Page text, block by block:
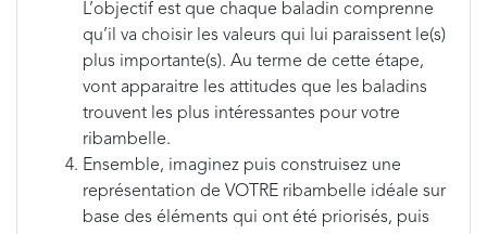
L’objectif est que chaque baladin comprenne
qu’il va choisir les valeurs qui lui paraissent le(s)
plus importante(s). Au terme de cette étape,
vont apparaitre les attitudes que les baladins
trouvent les plus intéressantes pour votre
ribambelle.
Ensemble, imaginez puis construisez une
représentation de VOTRE ribambelle idéale sur
base des éléments qui ont été priorisés, puis